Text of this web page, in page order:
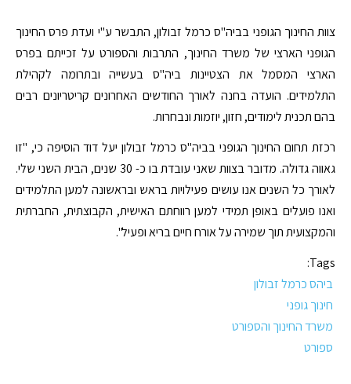
צוות החינוך הגופני בביה"ס כרמל זבולון, התבשר ע"י ועדת פרס החינוך
הגופני הארצי של משרד החינוך, התרבות והספורט על זכייתם בפרס
הארצי המסמל את הצטיינות ביה"ס בעשייה ובתרומה לקהילת
התלמידים. הועדה בחנה לאורך החודשים האחרונים קריטריונים רבים
בהם תכנית לימודים, חזון, יוזמות ונבחרות.
רכזת תחום החינוך הגופני בביה"ס כרמל זבולון יעל דוד הוסיפה כי, "זו
גאווה גדולה. מדובר בצוות שאני עובדת בו כ- 30 שנים, הבית השני שלי.
לאורך כל השנים אנו עושים פעילויות בראש ובראשונה למען התלמידים
ואנו פועלים באופן תמידי למען רווחתם האישית, הקבוצתית, החברתית
והמקצועית תוך שמירה על אורח חיים בריא ופעיל".
Tags:
ביהס כרמל זבולון
חינוך גופני
משרד החינוך והספורט
ספורט